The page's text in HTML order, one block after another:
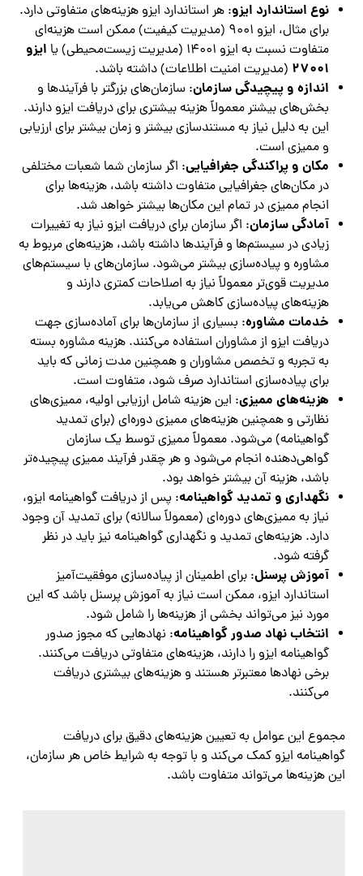
نوع استاندارد ایزو: هر استاندارد ایزو هزینه‌های متفاوتی دارد.
برای مثال، ایزو 9001 (مدیریت کیفیت) ممکن است هزینه‌ای
متفاوت نسبت به ایزو 14001 (مدیریت زیست‌محیطی) یا
ایزو
27001 (مدیریت امنیت اطلاعات) داشته باشد.
اندازه و پیچیدگی سازمان: سازمان‌های بزرگتر با فرآیندها و
بخش‌های بیشتر معمولاً هزینه بیشتری برای دریافت ایزو دارند.
این به دلیل نیاز به مستندسازی بیشتر و زمان بیشتر برای ارزیابی
و ممیزی است.
مکان و پراکندگی جغرافیایی: اگر سازمان شما شعبات مختلفی
در مکان‌های جغرافیایی متفاوت داشته باشد، هزینه‌ها برای
انجام ممیزی در تمام این مکان‌ها بیشتر خواهد شد.
آمادگی سازمان: اگر سازمان برای دریافت ایزو نیاز به تغییرات
زیادی در سیستم‌ها و فرآیندها داشته باشد، هزینه‌های مربوط به
مشاوره و پیاده‌سازی بیشتر می‌شود. سازمان‌های با سیستم‌های
مدیریت قوی‌تر معمولاً نیاز به اصلاحات کمتری دارند و
هزینه‌های پیاده‌سازی کاهش می‌یابد.
خدمات مشاوره: بسیاری از سازمان‌ها برای آماده‌سازی جهت
دریافت ایزو از مشاوران استفاده می‌کنند. هزینه مشاوره بسته
به تجربه و تخصص مشاوران و همچنین مدت زمانی که باید
برای پیاده‌سازی استاندارد صرف شود، متفاوت است.
هزینه‌های ممیزی: این هزینه شامل ارزیابی اولیه، ممیزی‌های
نظارتی و همچنین هزینه‌های ممیزی دوره‌ای (برای تمدید
گواهینامه) می‌شود. معمولاً ممیزی توسط یک سازمان
گواهی‌دهنده انجام می‌شود و هر چقدر فرآیند ممیزی پیچیده‌تر
باشد، هزینه آن بیشتر خواهد بود.
نگهداری و تمدید گواهینامه: پس از دریافت گواهینامه ایزو،
نیاز به ممیزی‌های دوره‌ای (معمولاً سالانه) برای تمدید آن وجود
دارد. هزینه‌های تمدید و نگهداری گواهینامه نیز باید در نظر
گرفته شود.
آموزش پرسنل: برای اطمینان از پیاده‌سازی موفقیت‌آمیز
استاندارد ایزو، ممکن است نیاز به آموزش پرسنل باشد که این
مورد نیز می‌تواند بخشی از هزینه‌ها را شامل شود.
انتخاب نهاد صدور گواهینامه: نهادهایی که مجوز صدور
گواهینامه ایزو را دارند، هزینه‌های متفاوتی دریافت می‌کنند.
برخی نهادها معتبرتر هستند و هزینه‌های بیشتری دریافت
می‌کنند.
مجموع این عوامل به تعیین هزینه‌های دقیق برای دریافت
گواهینامه ایزو کمک می‌کند و با توجه به شرایط خاص هر سازمان،
این هزینه‌ها می‌تواند متفاوت باشد.